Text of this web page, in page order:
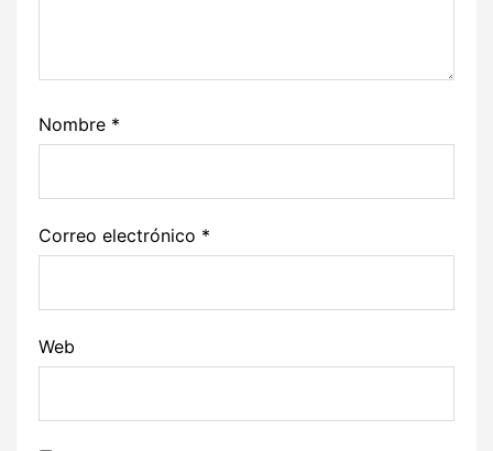
Nombre *
Correo electrónico *
Web